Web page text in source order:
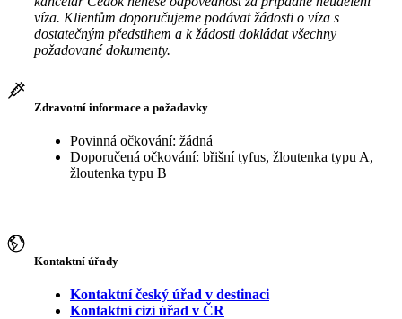
víza. Klientům doporučujeme podávat žádosti o víza s
dostatečným předstihem a k žádosti dokládat všechny
požadované dokumenty.
Zdravotní informace a požadavky
Povinná očkování: žádná
Doporučená očkování: břišní tyfus, žloutenka typu A,
žloutenka typu B
Kontaktní úřady
Kontaktní český úřad v destinaci
Kontaktní cizí úřad v ČR